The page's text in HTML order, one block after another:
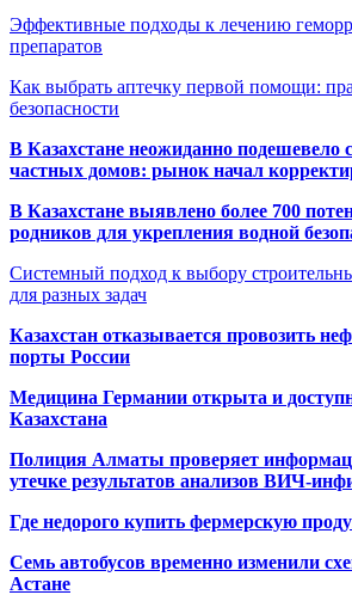
Эффективные подходы к лечению
препаратов
Как выбрать аптечку первой помощи:
безопасности
В Казахстане неожиданно подешевело
частных домов: рынок начал
В Казахстане выявлено более 700
родников для укрепления водной
Системный подход к выбору
для разных задач
Казахстан отказывается провозить
порты России
Медицина Германии открыта и
Казахстана
Полиция Алматы проверяет
утечке результатов анализов ВИЧ-
Где недорого купить фермерскую
Семь автобусов временно изменили
Астане